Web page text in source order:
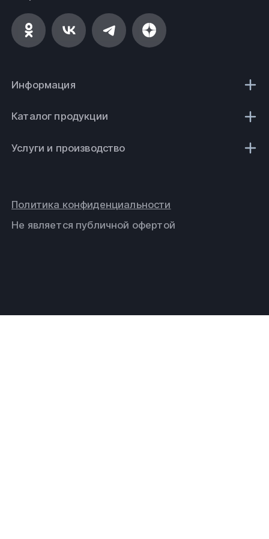
Информация
Каталог продукции
Услуги и производство
Не является публичной офертой
Политика конфиденциальности